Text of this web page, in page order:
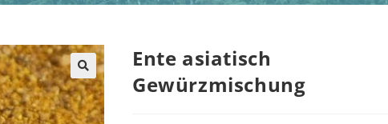
Ente asiatisch
Gewürzmischung